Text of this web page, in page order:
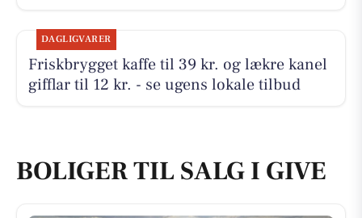
DAGLIGVARER
Friskbrygget kaffe til 39 kr. og lækre kanel
gifflar til 12 kr. - se ugens lokale tilbud
BOLIGER TIL SALG I GIVE